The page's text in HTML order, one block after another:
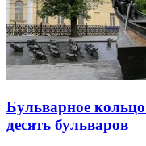
Бульварное
десять бульваров